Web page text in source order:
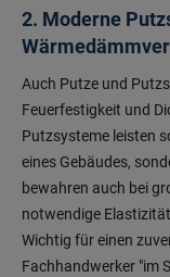
2. Moderne
Auch Putze und
Feuerfestigkeit und
Putzsysteme leisten
eines Gebäudes,
bewahren auch bei
notwendige
Wichtig für einen
Fachhandwerker "im